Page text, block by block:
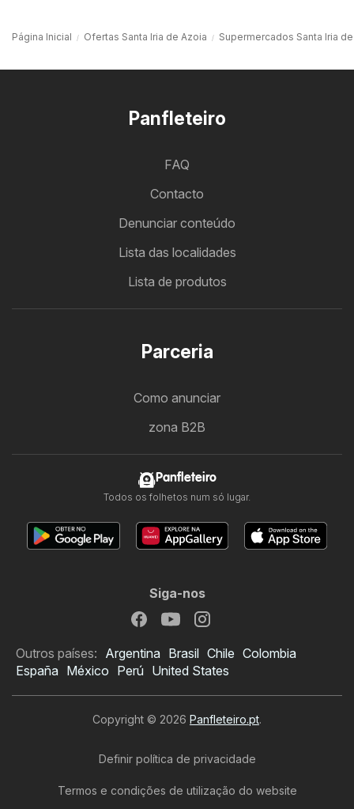
Página Inicial Ofertas Santa Iria de Azoia Supermercados Santa Iria
Panfleteiro
FAQ
Contacto
Denunciar conteúdo
Lista das localidades
Lista de produtos
Parceria
Como anunciar
zona B2B
Panfleteiro
Todos os folhetos num só lugar.
Siga-nos
Outros países: Argentina Brasil Chile Colombia
España México Perú United States
Copyright © 2026 Panfleteiro.pt.
Definir política de privacidade
Termos e condições de utilização do website